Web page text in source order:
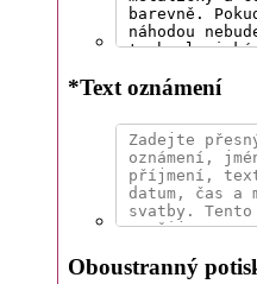
*Text oznámení
Oboustranný